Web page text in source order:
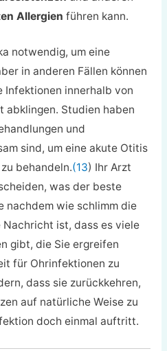
Allergien führen kann.
notwendig, um eine
in anderen Fällen können
innerhalb von
abklingen. Studien haben
und
sind, um eine akute Otitis
behandeln.(13) Ihr Arzt
was der beste
nachdem wie schlimm die
Nachricht ist, dass es viele
gibt, die Sie ergreifen
für Ohrinfektionen zu
dass sie zurückkehren,
auf natürliche Weise zu
doch einmal auftritt.